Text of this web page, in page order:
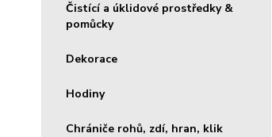
Čistící a úklidové prostředky &
pomůcky
Dekorace
Hodiny
Chrániče rohů, zdí, hran, klik